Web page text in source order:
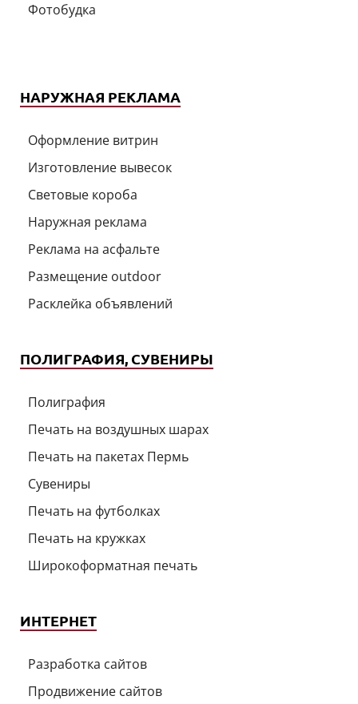
Фотобудка
НАРУЖНАЯ РЕКЛАМА
Оформление витрин
Изготовление вывесок
Световые короба
Наружная реклама
Реклама на асфальте
Размещение outdoor
Расклейка объявлений
ПОЛИГРАФИЯ, СУВЕНИРЫ
Полиграфия
Печать на воздушных шарах
Печать на пакетах Пермь
Сувениры
Печать на футболках
Печать на кружках
Широкоформатная печать
ИНТЕРНЕТ
Разработка сайтов
Продвижение сайтов